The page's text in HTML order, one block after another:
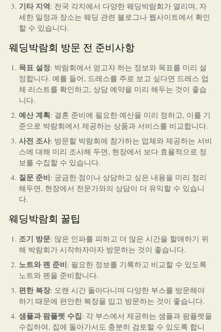
기타 지역: 전국 각지에서 다양한 웨딩박람회가 열리며, 자
세한 일정과 장소는 웨딩 관련 블로그나 웹사이트에서 확인
할 수 있습니다.
웨딩박람회 방문 전 준비사항
목표 설정: 박람회에서 얻고자 하는 정보와 목표를 미리 설
정합니다. 예를 들어, 드레스를 주로 보고 싶다면 드레스 업
체 리스트를 확인하고, 상담 예약을 미리 해두는 것이 좋습
니다.
예산 계획: 결혼 준비에 필요한 예산을 미리 정하고, 이를 기
준으로 박람회에서 제공하는 상품과 서비스를 비교합니다.
사전 조사: 방문할 박람회에 참가하는 업체와 제공하는 서비
스에 대해 미리 조사해 두면, 현장에서 보다 효율적으로 정
보를 수집할 수 있습니다.
질문 준비: 궁금한 점이나 상담하고 싶은 내용을 미리 정리
해두면, 현장에서 전문가와의 상담이 더 유익할 수 있습니
다.
웨딩박람회 꿀팁
조기 방문: 많은 인파를 피하고 더 많은 시간을 할애하기 위
해 박람회가 시작하자마자 방문하는 것이 좋습니다.
노트와 펜 준비: 필요한 정보를 기록하고 비교할 수 있도록
노트와 펜을 준비합니다.
편한 복장: 오랜 시간 돌아다니며 다양한 부스를 방문해야
하기 때문에 편안한 복장을 입고 방문하는 것이 좋습니다.
샘플과 팜플렛 수집: 각 부스에서 제공하는 샘플과 팜플렛을
수집하여, 집에 돌아가서도 충분히 검토할 수 있도록 합니